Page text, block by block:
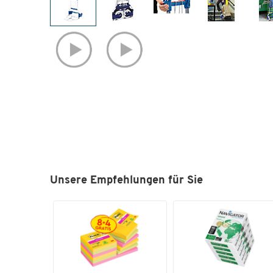
Unsere Empfehlungen für Sie